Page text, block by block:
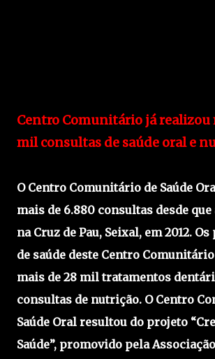
Centro Comunitário já realizou
mil consultas de saúde oral e
O Centro Comunitário de Saúde
mais de 6.880 consultas desde
na Cruz de Pau, Seixal, em 2012.
de saúde deste Centro
mais de 28 mil tratamentos
consultas de nutrição. O Centro
Saúde Oral resultou do projeto
Saúde”, promovido pela